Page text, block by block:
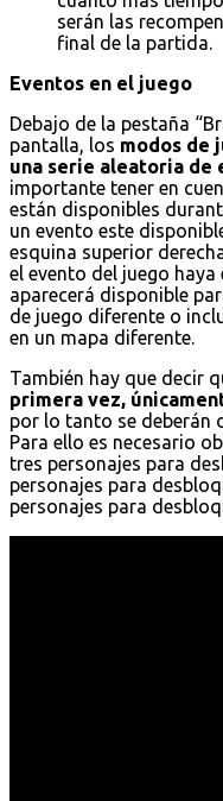
serán las
final de la partida.
Eventos en el juego
Debajo de la pestaña
pantalla, los modos de
una serie aleatoria de
importante tener en
están disponibles
un evento este
esquina superior
el evento del juego
aparecerá disponible
de juego diferente o
en un mapa diferente.
También hay que decir
primera vez,
por lo tanto se deberán
Para ello es necesario
tres personajes para
personajes para
personajes para